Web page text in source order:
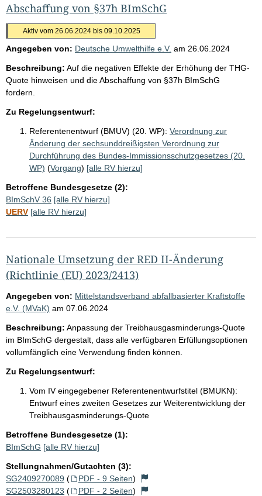
Abschaffung von §37h BImSchG
Aktiv vom 26.06.2024 bis 09.10.2025
Angegeben von: Deutsche Umwelthilfe e.V. am 26.06.2024
Beschreibung: Auf die negativen Effekte der Erhöhung der THG-
Quote hinweisen und die Abschaffung von §37h BImSchG
fordern.
Zu Regelungsentwurf:
Referentenentwurf (BMUV) (20. WP): Verordnung zur
Änderung der sechsunddreißigsten Verordnung zur
Durchführung des Bundes-Immissionsschutzgesetzes (20.
WP) (Vorgang) [alle RV hierzu]
Betroffene Bundesgesetze (2):
BImSchV 36 [alle RV hierzu]
UERV [alle RV hierzu]
Nationale Umsetzung der RED II-Änderung
(Richtlinie (EU) 2023/2413)
Angegeben von: Mittelstandsverband abfallbasierter Kraftstoffe
e.V. (MVaK) am 07.06.2024
Beschreibung: Anpassung der Treibhausgasminderungs-Quote
im BImSchG dergestalt, dass alle verfügbaren Erfüllungsoptionen
vollumfänglich eine Verwendung finden können.
Zu Regelungsentwurf:
Vom IV eingegebener Referentenentwurfstitel (BMUKN):
Entwurf eines zweiten Gesetzes zur Weiterentwicklung der
Treibhausgasminderungs-Quote
Betroffene Bundesgesetze (1):
BImSchG [alle RV hierzu]
Stellungnahmen/Gutachten (3):
SG2409270089 ( PDF - 9 Seiten)
SG2503280123 ( PDF - 2 Seiten)